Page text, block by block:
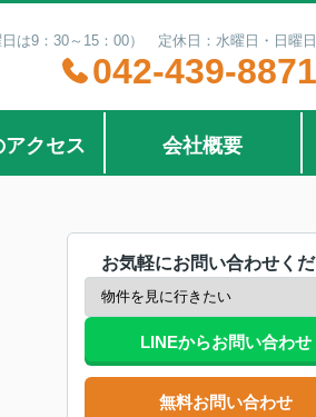
は9：30～15：00） 定休日：水曜日・日曜日
042-439-8871
クセス 会社概要
お気軽にお問い合わせく
LINEからお問い合わせ
無料お問い合わせ